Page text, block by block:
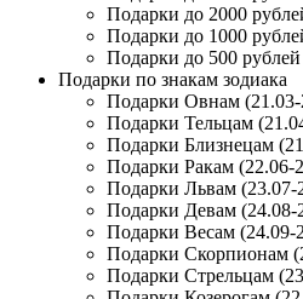
Подарки до 2000
Подарки до 1000
Подарки до 500 рублей
Подарки по знакам зодиака
Подарки Овнам (21.03-
Подарки Тельцам
Подарки Близнецам
Подарки Ракам (22.06-
Подарки Львам (23.07-
Подарки Девам (24.08-
Подарки Весам (24.09-
Подарки Скорпионам
Подарки Стрельцам